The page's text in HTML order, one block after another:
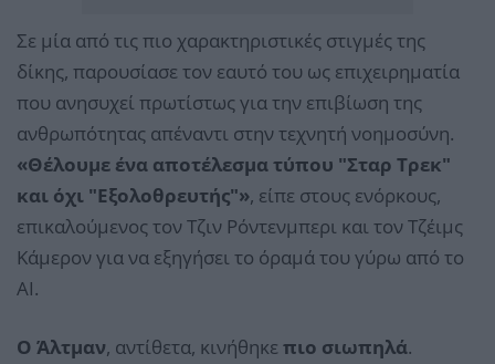
Σε μία από τις πιο χαρακτηριστικές στιγμές της
δίκης, παρουσίασε τον εαυτό του ως επιχειρηματία
που ανησυχεί πρωτίστως για την επιβίωση της
ανθρωπότητας απέναντι στην τεχνητή νοημοσύνη.
«Θέλουμε ένα αποτέλεσμα τύπου "Σταρ Τρεκ"
και όχι "Εξολοθρευτής"», είπε στους ενόρκους,
επικαλούμενος τον Τζιν Ρόντενμπερι και τον Τζέιμς
Κάμερον για να εξηγήσει το όραμά του γύρω από το
AI.
Ο Άλτμαν, αντίθετα, κινήθηκε πιο σιωπηλά.